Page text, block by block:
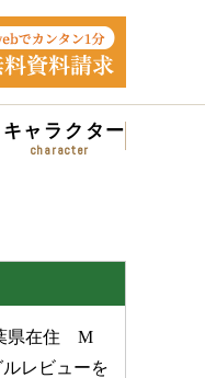
キャラクター
県在住 M
レビューを